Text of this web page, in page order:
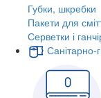
Губки, шкребки
Пакети для
Серветки і
Санітарно-